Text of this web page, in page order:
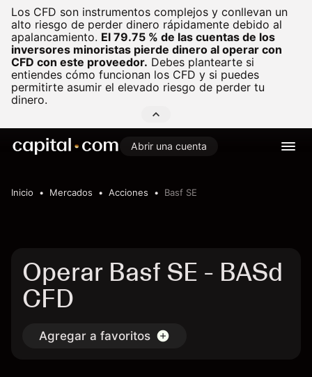
Los CFD son instrumentos complejos y conllevan un
alto riesgo de perder dinero rápidamente debido al
apalancamiento. El 79.75 % de las cuentas de los
inversores minoristas pierde dinero al operar con
CFD con este proveedor. Debes plantearte si
entiendes cómo funcionan los CFD y si puedes
permitirte asumir el elevado riesgo de perder tu
dinero.
Abrir una cuenta
Inicio Mercados Acciones Basf SE
Operar Basf SE - BASd
CFD
Agregar a favoritos